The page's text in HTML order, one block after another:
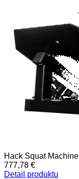
Hack Squat
777,78 €
Detail produktu